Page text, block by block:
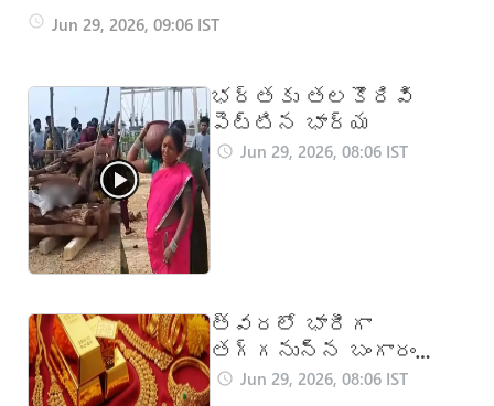
కస్టమర్లకు
లాస్ట్ ఛాన్స్..
వెంటనే ఈ పని
పూర్తి
చేయకపోతే
కనెక్షన్
కట్
Jun 29, 2026, 09:06 IST
భర్తకు తలకొరివి
పెట్టిన భార్య
Jun 29, 2026, 08:06 IST
త్వరలో భారీగా
తగ్గనున్న బంగారం
ధరలు!
Jun 29, 2026, 08:06 IST